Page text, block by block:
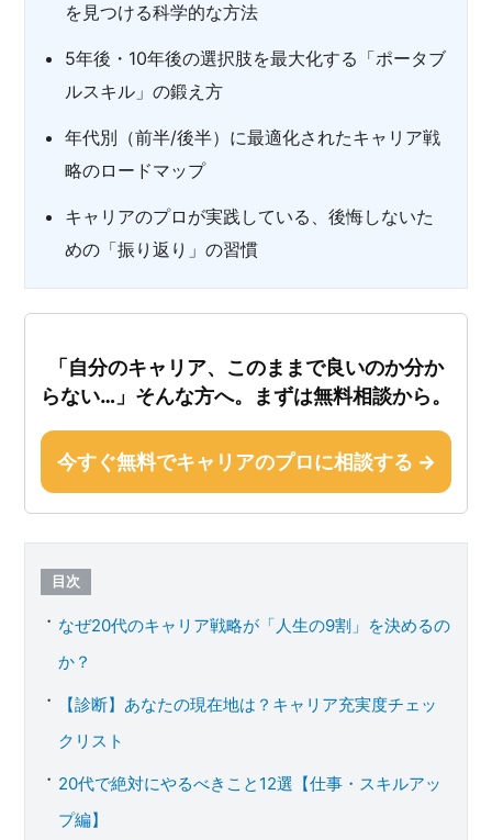
を見つける科学的な方法
5年後・10年後の選択肢を最大化する「ポータブ
ルスキル」の鍛え方
年代別（前半/後半）に最適化されたキャリア戦
略のロードマップ
キャリアのプロが実践している、後悔しないた
めの「振り返り」の習慣
「自分のキャリア、このままで良いのか分か
らない…」そんな方へ。まずは無料相談から。
今すぐ無料でキャリアのプロに相談する →
目次
なぜ20代のキャリア戦略が「人生の9割」を決めるの
か？
【診断】あなたの現在地は？キャリア充実度チェッ
クリスト
20代で絶対にやるべきこと12選【仕事・スキルアッ
プ編】